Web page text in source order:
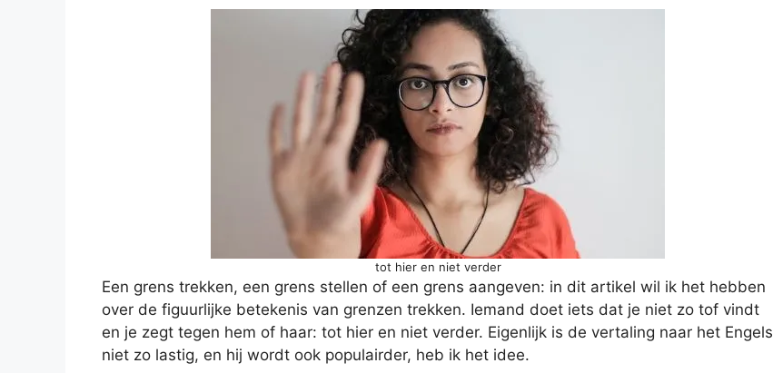
tot hier en niet verder
Een grens trekken, een grens stellen of een grens aangeven: in dit artikel wil ik het hebben
over de figuurlijke betekenis van grenzen trekken. Iemand doet iets dat je niet zo tof vindt
en je zegt tegen hem of haar: tot hier en niet verder. Eigenlijk is de vertaling naar het Engels
niet zo lastig, en hij wordt ook populairder, heb ik het idee.